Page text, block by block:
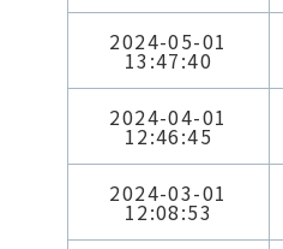
2024-05-01
13:47:40
2024-04-01
12:46:45
2024-03-01
12:08:53